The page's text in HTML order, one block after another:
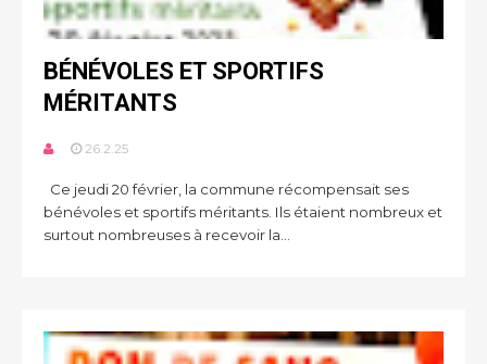
BÉNÉVOLES ET SPORTIFS
MÉRITANTS
26.2.25
Ce jeudi 20 février, la commune récompensait ses
bénévoles et sportifs méritants. Ils étaient nombreux et
surtout nombreuses à recevoir la...